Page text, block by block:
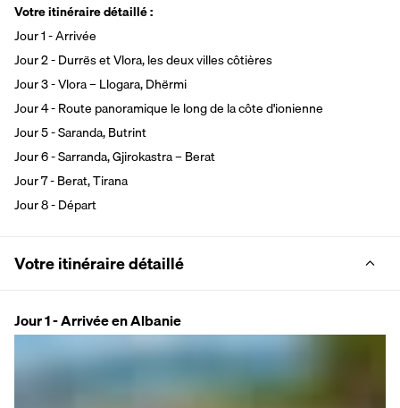
Votre itinéraire détaillé :
Jour 1 - Arrivée
Jour 2 - Durrës et Vlora, les deux villes côtières
Jour 3 - Vlora – Llogara, Dhërmi
Jour 4 - Route panoramique le long de la côte d'ionienne
Jour 5 - Saranda, Butrint
Jour 6 - Sarranda, Gjirokastra – Berat
Jour 7 - Berat, Tirana
Jour 8 - Départ
Votre itinéraire détaillé
Jour 1 - Arrivée en Albanie